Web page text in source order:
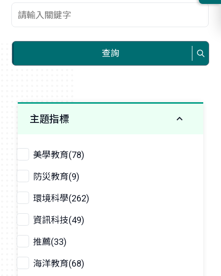
查詢關鍵字
查詢
主題指標
美學教育(78)
防災教育(9)
環境科學(262)
資訊科技(49)
推薦(33)
海洋教育(68)